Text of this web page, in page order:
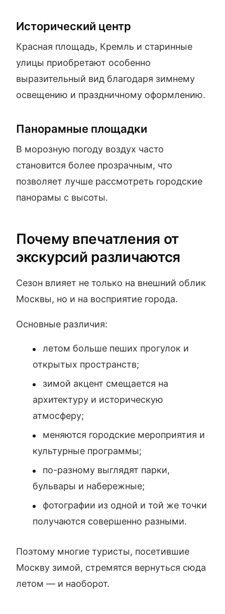
Исторический центр
Красная площадь, Кремль и старинные
улицы приобретают особенно
выразительный вид благодаря зимнему
освещению и праздничному оформлению.
Панорамные площадки
В морозную погоду воздух часто
становится более прозрачным, что
позволяет лучше рассмотреть городские
панорамы с высоты.
Почему впечатления от
экскурсий различаются
Сезон влияет не только на внешний облик
Москвы, но и на восприятие города.
Основные различия:
летом больше пеших прогулок и
открытых пространств;
зимой акцент смещается на
архитектуру и историческую
атмосферу;
меняются городские мероприятия и
культурные программы;
по-разному выглядят парки,
бульвары и набережные;
фотографии из одной и той же точки
получаются совершенно разными.
Поэтому многие туристы, посетившие
Москву зимой, стремятся вернуться сюда
летом — и наоборот.